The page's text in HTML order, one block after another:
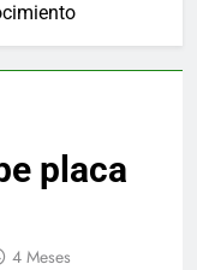
placa
4 Meses